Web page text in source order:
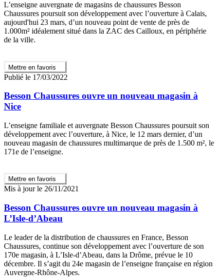
L’enseigne auvergnate de magasins de chaussures Besson
Chaussures poursuit son développement avec l’ouverture à Calais,
aujourd'hui 23 mars, d’un nouveau point de vente de près de
1.000m² idéalement situé dans la ZAC des Cailloux, en périphérie
de la ville.
Mettre en favoris
Publié le 17/03/2022
Besson Chaussures ouvre un nouveau magasin à
Nice
L’enseigne familiale et auvergnate Besson Chaussures poursuit son
développement avec l’ouverture, à Nice, le 12 mars dernier, d’un
nouveau magasin de chaussures multimarque de près de 1.500 m², le
171e de l’enseigne.
Mettre en favoris
Mis à jour le 26/11/2021
Besson Chaussures ouvre un nouveau magasin à
L’Isle-d’Abeau
Le leader de la distribution de chaussures en France, Besson
Chaussures, continue son développement avec l’ouverture de son
170e magasin, à L’Isle-d’Abeau, dans la Drôme, prévue le 10
décembre. Il s’agit du 24e magasin de l’enseigne française en région
Auvergne-Rhône-Alpes.